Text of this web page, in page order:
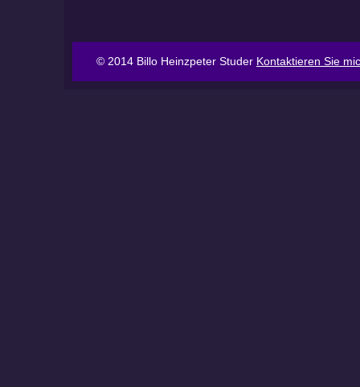
© 2014 Billo Heinzpeter Studer Kontaktieren Sie